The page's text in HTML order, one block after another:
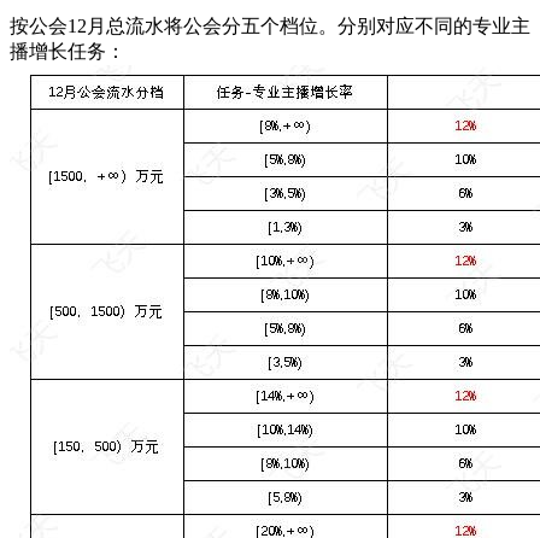
按公会12月总流水将公会分五个档位。分别对应不同的专业主
播增长任务：